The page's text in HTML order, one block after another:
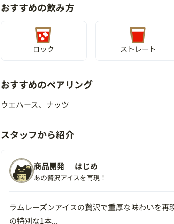
おすすめの飲み方
ロック ストレート
おすすめのペアリング
ウエハース、ナッツ
スタッフから紹介
商品開発 はじめ
あの贅沢アイスを再現！
ラムレーズンアイスの贅沢で重厚な味わいを再
の特別な1本...